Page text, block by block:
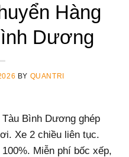
Hàng
Dương
BY QUANTRI
Bình Dương ghép
Xe 2 chiều liên tục.
Miễn phí bốc xếp,